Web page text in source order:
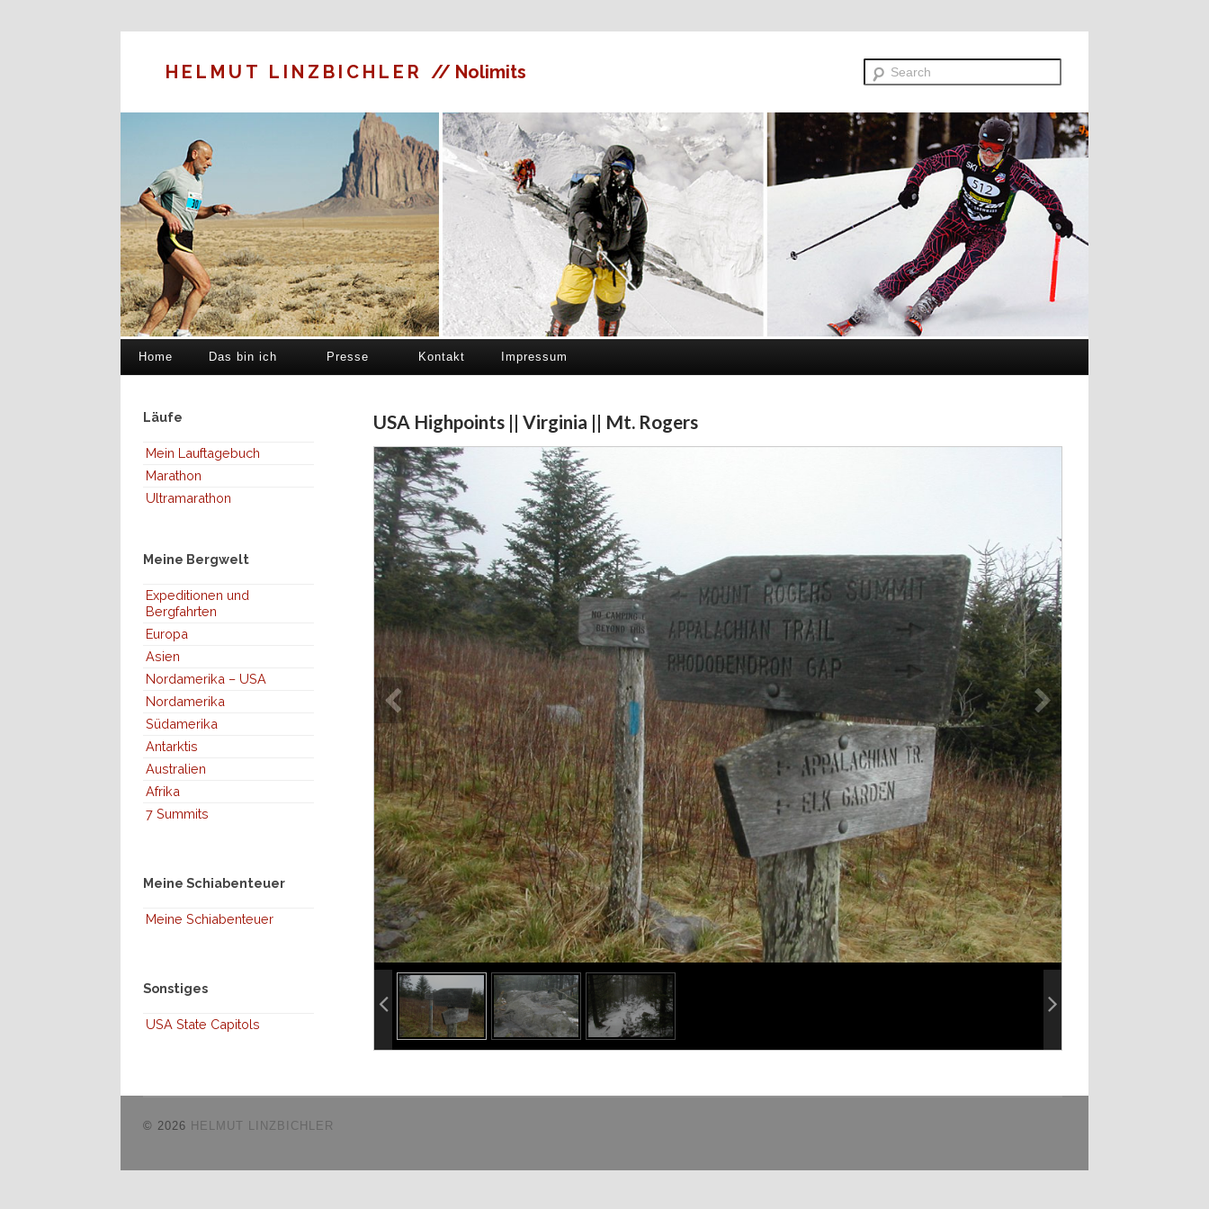
HELMUT LINZBICHLER// Nolimits
Home Das bin ich Presse Kontakt Impressum
USA Highpoints || Virginia || Mt. Rogers
info heading
info content
Läufe
Mein Lauftagebuch
Marathon
Ultramarathon
Meine Bergwelt
Expeditionen und
Bergfahrten
Europa
Asien
Nordamerika – USA
Nordamerika
Südamerika
Antarktis
Australien
Afrika
7 Summits
Meine Schiabenteuer
Meine Schiabenteuer
Sonstiges
USA State Capitols
© 2026 HELMUT LINZBICHLER